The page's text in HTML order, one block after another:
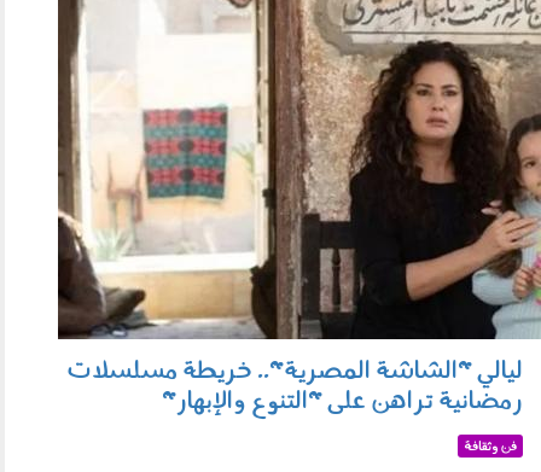
080201.jpg
ليالي "الشاشة المصرية".. خريطة مسلسلات
رمضانية تراهن على "التنوع والإبهار"
فن وثقافة